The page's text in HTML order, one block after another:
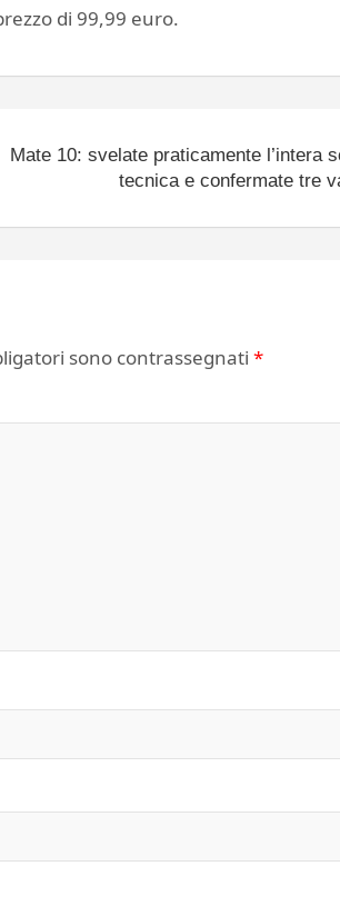
di 99,99 euro.
Mate 10: svelate praticamente l’intera
tecnica e confermate tre
sono contrassegnati *